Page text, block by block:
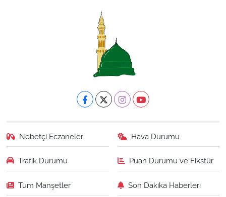
Nöbetçi Eczaneler Hava Durumu
Trafik Durumu Puan Durumu ve Fikstür
Tüm Manşetler Son Dakika Haberleri